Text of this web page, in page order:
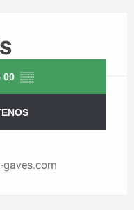
00 ▒▒
gaves.com